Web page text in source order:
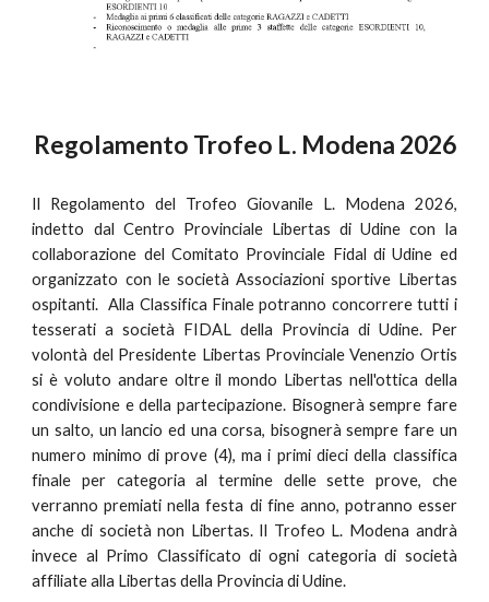
Regolamento Trofeo L. Modena 2026
Il Regolamento del Trofeo Giovanile L. Modena 2026,
indetto dal Centro Provinciale Libertas di Udine con la
collaborazione del Comitato Provinciale Fidal di Udine ed
organizzato con le società Associazioni sportive Libertas
ospitanti. Alla Classifica Finale potranno concorrere tutti i
tesserati a società FIDAL della Provincia di Udine. Per
volontà del Presidente Libertas Provinciale Venenzio Ortis
si è voluto andare oltre il mondo Libertas nell'ottica della
condivisione e della partecipazione. Bisognerà sempre fare
un salto, un lancio ed una corsa, bisognerà sempre fare un
numero minimo di prove (4), ma i primi dieci della classifica
finale per categoria al termine delle sette prove, che
verranno premiati nella festa di fine anno, potranno esser
anche di società non Libertas. Il Trofeo L. Modena andrà
invece al Primo Classificato di ogni categoria di società
affiliate alla Libertas della Provincia di Udine.